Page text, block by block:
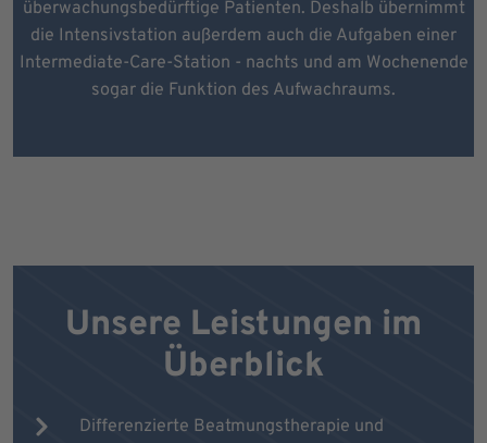
überwachungsbedürftige Patienten. Deshalb übernimmt
die Intensivstation außerdem auch die Aufgaben einer
Intermediate-Care-Station - nachts und am Wochenende
sogar die Funktion des Aufwachraums.
Unsere Leistungen im
Überblick
Differenzierte Beatmungstherapie und